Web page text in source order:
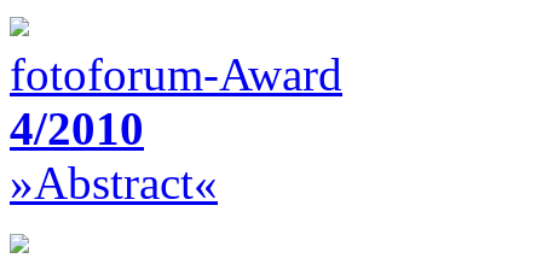
fotoforum-Award
4/2010
»Abstract«